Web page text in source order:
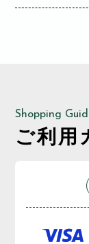
Shopping
ご利用